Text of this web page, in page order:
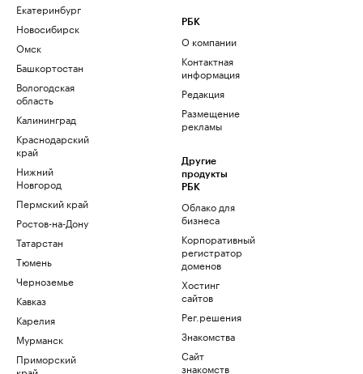
Екатеринбург
Новосибирск
Омск
Башкортостан
Вологодская
область
Калининград
Краснодарский
край
Нижний
Новгород
Пермский край
Ростов-на-Дону
Татарстан
Тюмень
Черноземье
Кавказ
Карелия
Мурманск
Приморский
РБК
О компании
Контактная
информация
Редакция
Размещение
рекламы
Другие
продукты
РБК
Облако для
бизнеса
Корпоративный
регистратор
доменов
Хостинг
сайтов
Рег.решения
Знакомства
Сайт
знакомств